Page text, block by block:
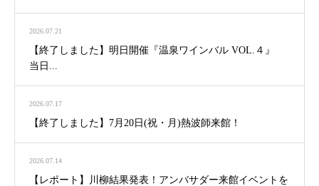
2026.07.21
【終了しました】明日開催『温泉ワインバル VOL.４』
当日...
2026.07.17
【終了しました】7月20日(祝・月)熱波師来館！
2026.07.14
【レポート】川柳結果発表！アンバサダー来館イベントを